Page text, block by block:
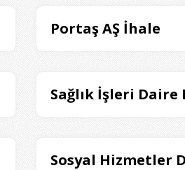
Portaş AŞ İhale
Sağlık İşleri Daire
Sosyal Hizmetler